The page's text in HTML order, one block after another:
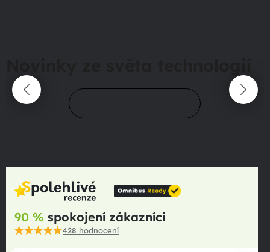
90 % spokojení zákazníci
428 hodnocení